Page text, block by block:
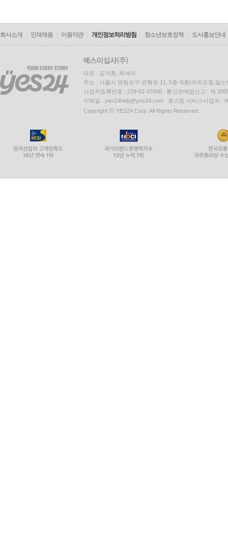
회사소개 인재채용 이용약관 개인정보처리방침 청소년보호정책 도서홍보안내
대표 : 김석환, 최세라
주소 : 서울시 영등포구 은행로 11, 5층~6층(여의도동,일신
사업자등록번호 : 229-81-37000 통신판매업신고 : 제
이메일 : yes24help@yes24.com 호스팅 서비스사업자 :
Copyright ⓒ YES24 Corp. All Rights Reserved.